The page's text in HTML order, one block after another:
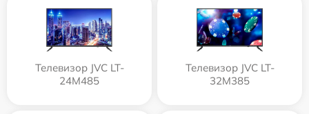
Телевизор JVC LT-
24M485
Телевизор JVC LT-
32M385